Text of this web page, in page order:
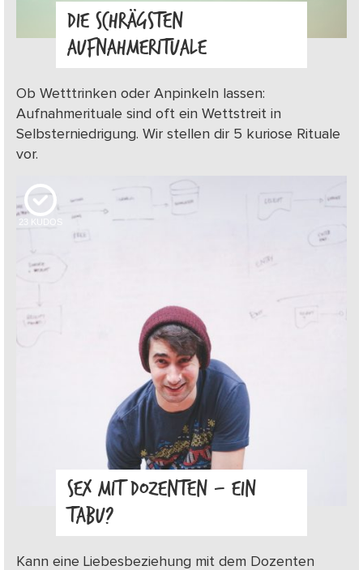
DIE SCHRÄGSTEN
AUFNAHMERITUALE
Ob Wetttrinken oder Anpinkeln lassen:
Aufnahmerituale sind oft ein Wettstreit in
Selbsterniedrigung. Wir stellen dir 5 kuriose Rituale
vor.
23 KUDOS
SEX MIT DOZENTEN – EIN
TABU?
Kann eine Liebesbeziehung mit dem Dozenten